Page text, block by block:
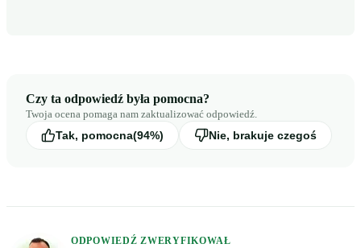
Czy ta odpowiedź była pomocna?
Twoja ocena pomaga nam zaktualizować odpowiedź.
Tak, pomocna(94%) Nie, brakuje czegoś
ODPOWIEDŹ ZWERYFIKOWAŁ